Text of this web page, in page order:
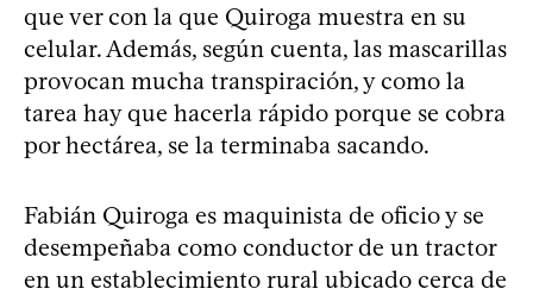
que ver con la que Quiroga muestra en su
celular. Además, según cuenta, las mascarillas
provocan mucha transpiración, y como la
tarea hay que hacerla rápido porque se cobra
por hectárea, se la terminaba sacando.
Fabián Quiroga es maquinista de oficio y se
desempeñaba como conductor de un tractor
en un establecimiento rural ubicado cerca de